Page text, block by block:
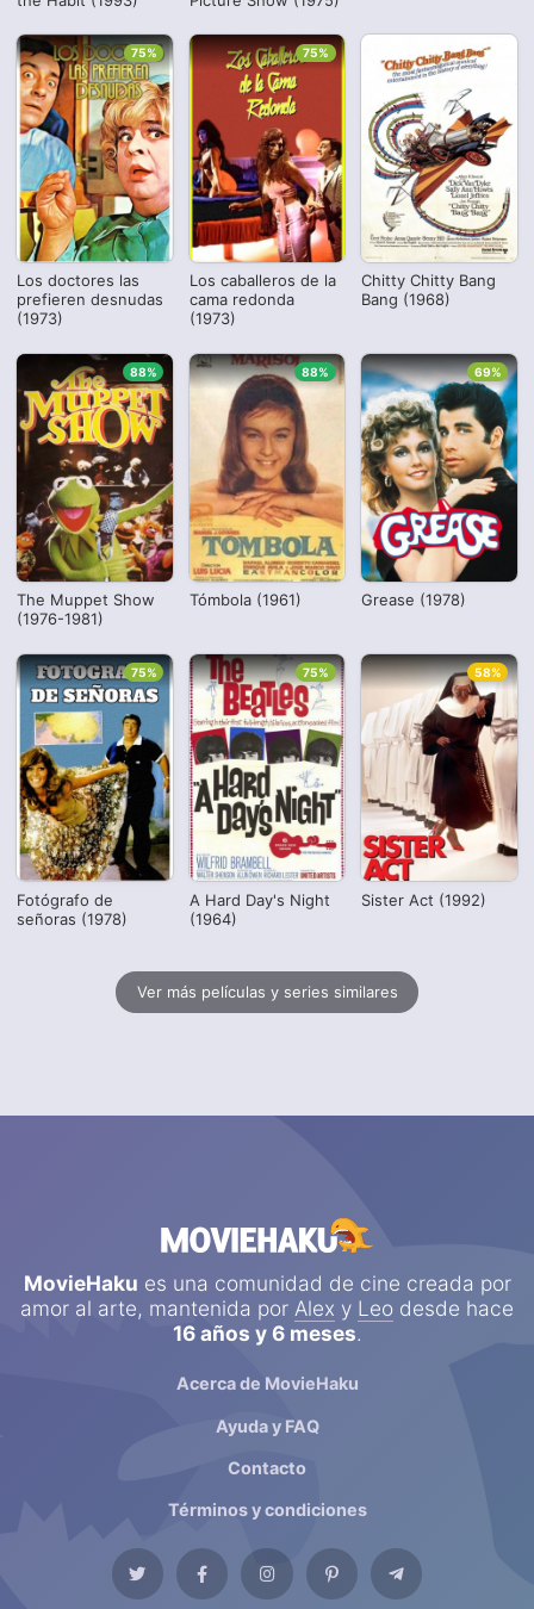
Los doctores las
prefieren desnudas
(1973)
75%
Los caballeros de la
cama redonda
(1973)
75%
Chitty Chitty Bang
Bang (1968)
The Muppet Show
(1976-1981)
88%
Tómbola (1961)
88%
Grease (1978)
69%
Fotógrafo de
señoras (1978)
75%
A Hard Day's Night
(1964)
75%
Sister Act (1992)
58%
Ver más películas y series similares
MovieHaku es una comunidad de cine creada por
amor al arte, mantenida por Alex y Leo desde hace
16 años y 6 meses.
Acerca de MovieHaku
Ayuda y FAQ
Contacto
Términos y condiciones